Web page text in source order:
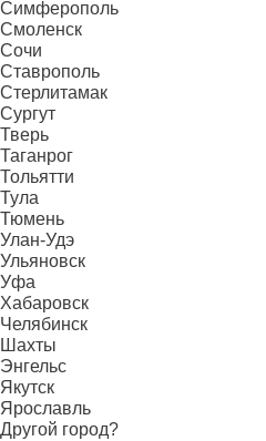
Симферополь
Смоленск
Сочи
Ставрополь
Стерлитамак
Сургут
Тверь
Таганрог
Тольятти
Тула
Тюмень
Улан-Удэ
Ульяновск
Уфа
Хабаровск
Челябинск
Шахты
Энгельс
Якутск
Ярославль
Другой город?